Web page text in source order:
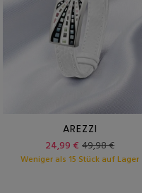
AREZZI
24,99 € 49,98 €
Weniger als 15 Stück auf Lager